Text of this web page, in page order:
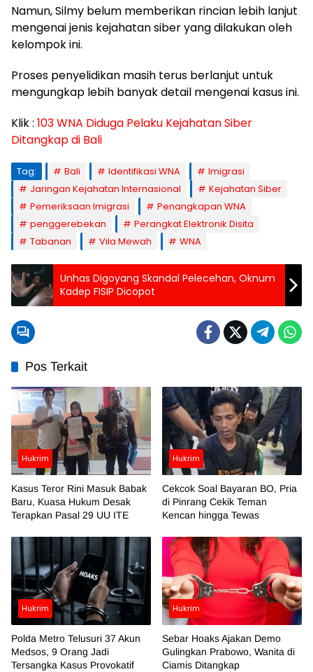
Namun, Silmy belum memberikan rincian lebih lanjut
mengenai jenis kejahatan siber yang dilakukan oleh
kelompok ini.
Proses penyelidikan masih terus berlanjut untuk
mengungkap lebih banyak detail mengenai kasus ini.
Klik : 103 WNA Diduga Pelaku Kejahatan Siber
Ditangkap di Bali
Tag: Bali Identifikasi WNA
Imigrasi
Jaringan Kejahatan Internasional
Kejahatan Siber
Pemeriksaan Imigrasi
Penangkapan WNA
penggerebekan
Perangkat Elektronik Disita
Tabanan
Vila Mewah WNA
Unhas Digoyang Skandal Pelecehan, Oknum
Kadep FISIP Dicopot
Pos Terkait
Hukrim
Kasus Teror Rini Masuk Babak
Baru, Kuasa Hukum Desak
Terapkan Pasal 29 UU ITE
Hukrim
Cekcok Soal Bayaran BO, Pria
di Pinrang Cekik Teman
Kencan hingga Tewas
Hukrim
Polda Metro Telusuri 37 Akun
Medsos, 9 Orang Jadi
Tersangka Kasus Provokatif
Hukrim
Sebar Hoaks Ajakan Demo
Gulingkan Prabowo, Wanita di
Ciamis Ditangkap